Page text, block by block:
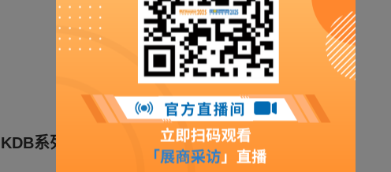
KDB系列端子